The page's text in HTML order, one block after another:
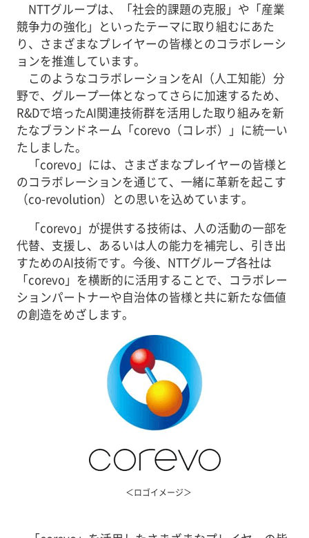
NTTグループは、「社会的課題の克服」や「産業
競争力の強化」といったテーマに取り組むにあた
り、さまざまなプレイヤーの皆様とのコラボレーシ
ョンを推進しています。
このようなコラボレーションをAI（人工知能）分
野で、グループ一体となってさらに加速するため、
R&Dで培ったAI関連技術群を活用した取り組みを新
たなブランドネーム「corevo（コレボ）」に統一い
たしました。
「corevo」には、さまざまなプレイヤーの皆様と
のコラボレーションを通じて、一緒に革新を起こす
（co-revolution）との思いを込めています。
「corevo」が提供する技術は、人の活動の一部を
代替、支援し、あるいは人の能力を補完し、引き出
すためのAI技術です。今後、NTTグループ各社は
「corevo」を横断的に活用することで、コラボレー
ションパートナーや自治体の皆様と共に新たな価値
の創造をめざします。
＜ロゴイメージ＞